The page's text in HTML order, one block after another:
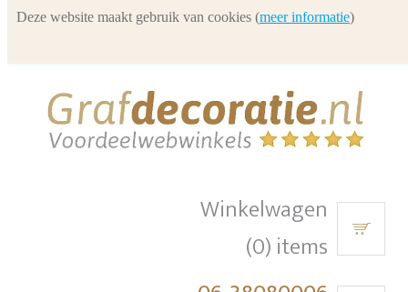
Winkelwagen
(0) items
Deze website maakt gebruik van cookies (meer informatie)